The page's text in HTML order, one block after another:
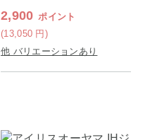
2,900 ポイント
(13,050 円)
他 バリエーションあり